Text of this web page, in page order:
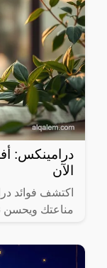
الآن
اكتشف فوائد
مناعتك ويحسن